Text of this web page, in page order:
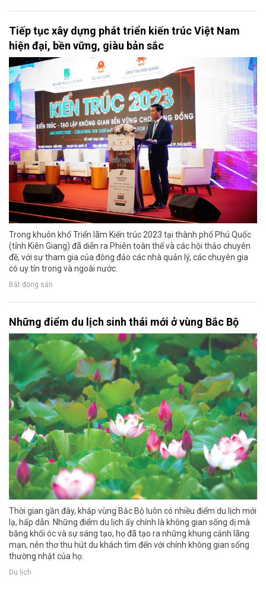
Tiếp tục xây dựng phát triển kiến trúc Việt Nam
hiện đại, bền vững, giàu bản sắc
Trong khuôn khổ Triển lãm Kiến trúc 2023 tại thành phố Phú Quốc
(tỉnh Kiên Giang) đã diễn ra Phiên toàn thể và các hội thảo chuyên
đề, với sự tham gia của đông đảo các nhà quản lý, các chuyên gia
có uy tín trong và ngoài nước.
Bất động sản
Những điểm du lịch sinh thái mới ở vùng Bắc Bộ
Thời gian gần đây, khắp vùng Bắc Bộ luôn có nhiều điểm du lịch mới
lạ, hấp dẫn. Những điểm du lịch ấy chính là không gian sống dị mà
bằng khối óc và sự sáng tạo, họ đã tạo ra những khung cảnh lãng
mạn, nên thơ thu hút du khách tìm đến với chính không gian sống
thường nhật của họ.
Du lịch